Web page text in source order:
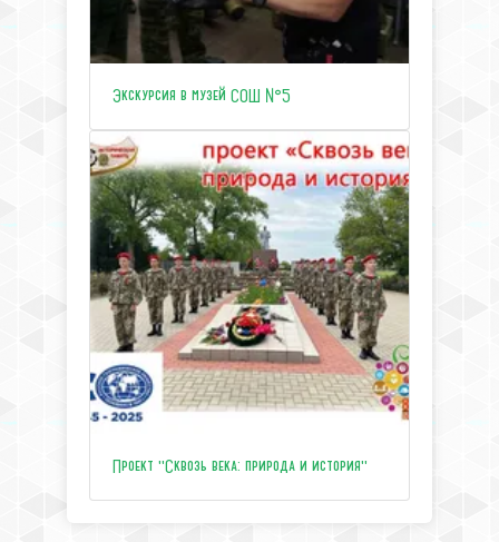
Экскурсия в музей СОШ №5
Проект "Сквозь века: природа и история"